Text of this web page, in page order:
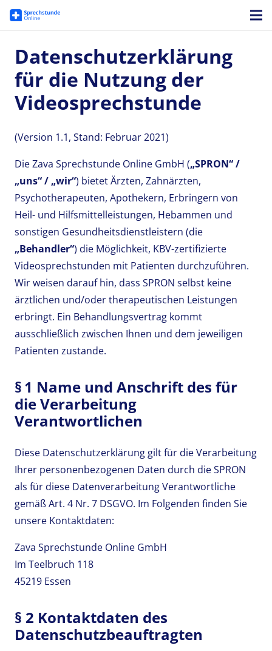
Datenschutzerklärung
für die Nutzung der
Videosprechstunde
(Version 1.1, Stand: Februar 2021)
Die Zava Sprechstunde Online GmbH („SPRON“ /
„uns“ / „wir“) bietet Ärzten, Zahnärzten,
Psychotherapeuten, Apothekern, Erbringern von
Heil- und Hilfsmittelleistungen, Hebammen und
sonstigen Gesundheitsdienstleistern (die
„Behandler“) die Möglichkeit, KBV-zertifizierte
Videosprechstunden mit Patienten durchzuführen.
Wir weisen darauf hin, dass SPRON selbst keine
ärztlichen und/oder therapeutischen Leistungen
erbringt. Ein Behandlungsvertrag kommt
ausschließlich zwischen Ihnen und dem jeweiligen
Patienten zustande.
§ 1 Name und Anschrift des für
die Verarbeitung
Verantwortlichen
Diese Datenschutzerklärung gilt für die Verarbeitung
Ihrer personenbezogenen Daten durch die SPRON
als für diese Datenverarbeitung Verantwortliche
gemäß Art. 4 Nr. 7 DSGVO. Im Folgenden finden Sie
unsere Kontaktdaten:
Zava Sprechstunde Online GmbH
Im Teelbruch 118
45219 Essen
§ 2 Kontaktdaten des
Datenschutzbeauftragten